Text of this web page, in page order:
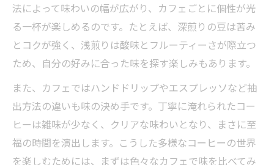
法によって味わいの幅が広がり、カフェごとに個性が光
る一杯が楽しめるのです。たとえば、深煎りの豆は苦み
とコクが強く、浅煎りは酸味とフルーティーさが際立つ
ため、自分の好みに合った味を探す楽しみもあります。
また、カフェではハンドドリップやエスプレッソなど抽
出方法の違いも味の決め手です。丁寧に淹れられたコー
ヒーは雑味が少なく、クリアな味わいとなり、まさに至
福の時間を演出します。こうした多様なコーヒーの世界
を楽しむためには、まずは色々なカフェで味を比べてみ